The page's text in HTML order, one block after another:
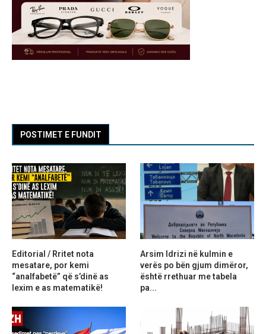
POSTIMET E FUNDIT
Editorial / Rritet nota
mesatare, por kemi
“analfabetë” që s’dinë as
lexim e as matematikë!
Arsim Idrizi në kulmin e
verës po bën gjum dimëror,
është rrethuar me tabela
pa...